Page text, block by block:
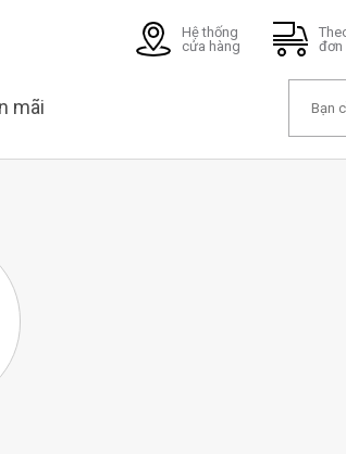
Hệ thống
cửa hàng
đơn
mãi